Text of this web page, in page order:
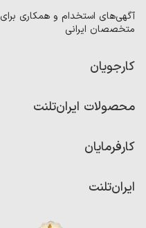
آگهی‌های استخدام و همکاری برای
متخصصان ایرانی
کارجویان
رزومه ساز
امتیاز شرکت‌ها
محصولات ایران‌تلنت
کاردیکس
کارفرمایان
ایران‌تلنت